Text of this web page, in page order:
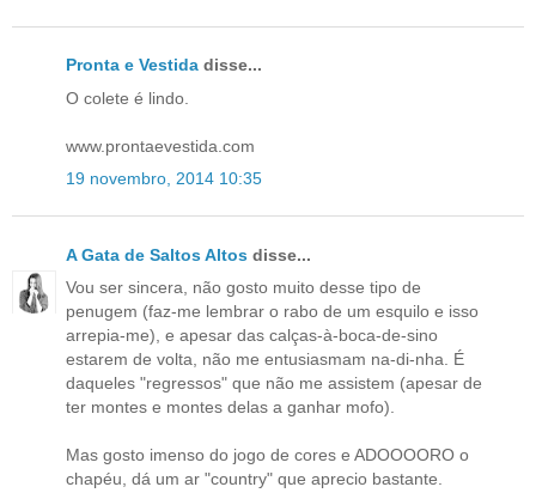
Pronta e Vestida disse...
O colete é lindo.
www.prontaevestida.com
19 novembro, 2014 10:35
A Gata de Saltos Altos disse...
Vou ser sincera, não gosto muito desse tipo de
penugem (faz-me lembrar o rabo de um esquilo e isso
arrepia-me), e apesar das calças-à-boca-de-sino
estarem de volta, não me entusiasmam na-di-nha. É
daqueles "regressos" que não me assistem (apesar de
ter montes e montes delas a ganhar mofo).
Mas gosto imenso do jogo de cores e ADOOOORO o
chapéu, dá um ar "country" que aprecio bastante.